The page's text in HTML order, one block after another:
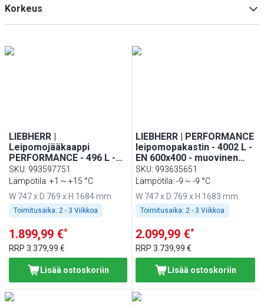
Korkeus
LIEBHERR |
Leipomojääkaappi
PERFORMANCE - 496 L -
EN 600x400 - Muovinen
sisustus - 1 ovi -
Valkoinen väri
SKU: 993597751
Lämpötila: +1 ~ +15 °C
W 747 x D 769 x H 1684 mm
Toimitusaika: 2 - 3 Viikkoa
1.899,99 €*
RRP 3.379,99 €
Lisää ostoskoriin
LIEBHERR | PERFORMANCE
leipomopakastin - 4002 L -
EN 600x400 - muovinen
sisustus - 1 ovi
SKU: 993635651
Lämpötila: -9 ~ -9 °C
W 747 x D 769 x H 1683 mm
Toimitusaika: 2 - 3 Viikkoa
2.099,99 €*
RRP3.739,99 €
Lisää ostoskoriin